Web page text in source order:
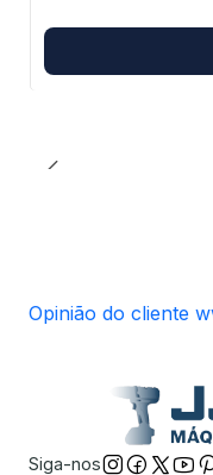
Opinião do cliente
Siga-nos